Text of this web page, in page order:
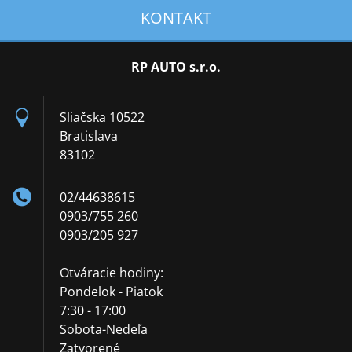
KONTAKT
RP AUTO s.r.o.
Sliačska 10522
Bratislava
83102
02/44638615
0903/755 260
0903/205 927
Otváracie hodiny:
Pondelok - Piatok
7:30 - 17:00
Sobota-Nedeľa
Zatvorené